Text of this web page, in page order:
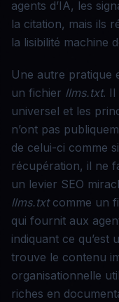
agents d’IA, les
la citation, mais ils
la lisibilité machine
Une autre pratique
un fichier llms.txt. Il
universel et les
n’ont pas
de celui-ci comme
récupération, il ne
un levier SEO
llms.txtcomme un
qui fournit aux
indiquant ce qu’est
trouve le contenu
organisationnelle
riches en